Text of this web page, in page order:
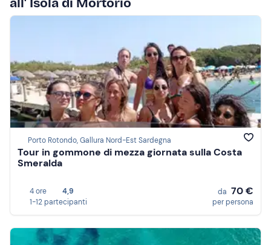
Porto Rotondo, Gallura Nord-Est Sardegna
Tour in gommone di mezza giornata sulla Costa
Smeralda
4 ore
4,9
1-12 partecipanti
da 70 €
per persona